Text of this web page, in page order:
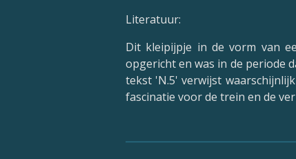
Literatuur:
Dit kleipijpje in de vorm van
opgericht en was in de periode
tekst 'N.5' verwijst
fascinatie voor de trein en de